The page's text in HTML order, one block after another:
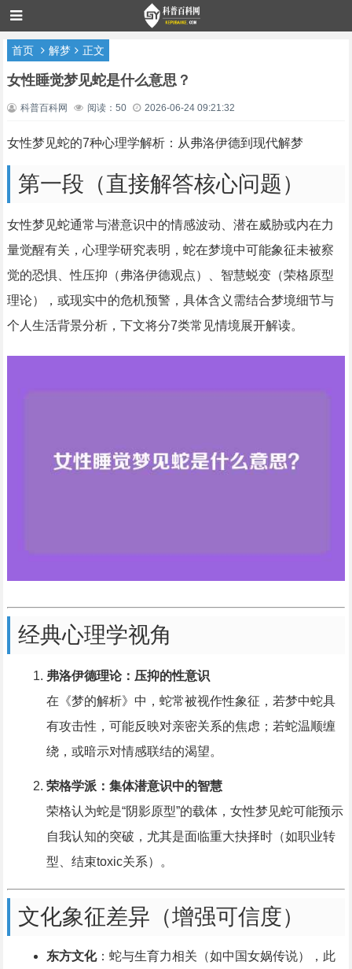
首页 解梦 正文
女性睡觉梦见蛇是什么意思？
科普百科网 阅读：50 2026-06-24 09:21:32
女性梦见蛇的7种心理学解析：从弗洛伊德到现代解梦
第一段（直接解答核心问题）
女性梦见蛇通常与潜意识中的情感波动、潜在威胁或内在力
量觉醒有关，心理学研究表明，蛇在梦境中可能象征未被察
觉的恐惧、性压抑（弗洛伊德观点）、智慧蜕变（荣格原型
理论），或现实中的危机预警，具体含义需结合梦境细节与
个人生活背景分析，下文将分7类常见情境展开解读。
经典心理学视角
弗洛伊德理论：压抑的性意识
在《梦的解析》中，蛇常被视作性象征，若梦中蛇具
有攻击性，可能反映对亲密关系的焦虑；若蛇温顺缠
绕，或暗示对情感联结的渴望。
荣格学派：集体潜意识中的智慧
荣格认为蛇是“阴影原型”的载体，女性梦见蛇可能预示
自我认知的突破，尤其是面临重大抉择时（如职业转
型、结束toxic关系）。
文化象征差异（增强可信度）
东方文化：蛇与生育力相关（如中国女娲传说），此